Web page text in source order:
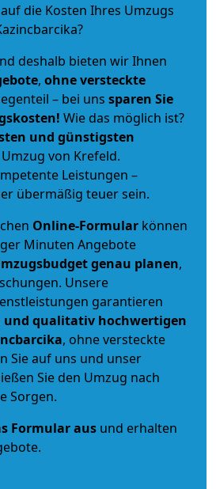
die Kosten Ihres Umzugs
deshalb bieten wir Ihnen
, ohne versteckte
– bei uns sparen Sie
Wie das möglich ist?
und günstigsten
von Krefeld.
Leistungen –
übermäßig teuer sein.
Online-Formular können
Minuten Angebote
genau planen,
Unsere
garantieren
und qualitativ hochwertigen
, ohne versteckte
Sie auf uns und unser
Sie den Umzug nach
Sorgen.
Formular aus und erhalten